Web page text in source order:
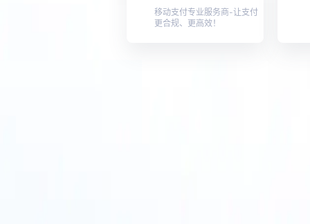
移动支付专业服务商-让支付
更合规、更高效！